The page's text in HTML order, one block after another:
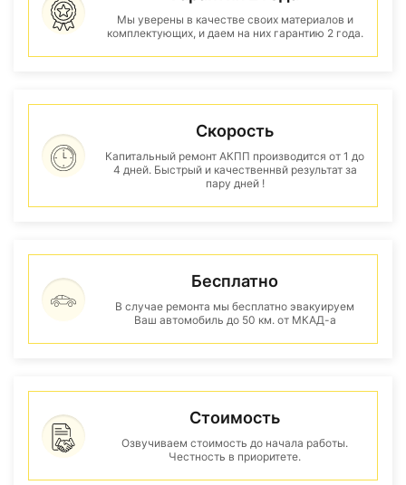
Мы уверены в качестве своих материалов и
комплектующих, и даем на них гарантию 2 года.
Скорость
Капитальный ремонт АКПП производится от 1 до
4 дней. Быстрый и качественнвй результат за
пару дней !
Бесплатно
В случае ремонта мы бесплатно эвакуируем
Ваш автомобиль до 50 км. от МКАД-а
Стоимость
Озвучиваем стоимость до начала работы.
Честность в приоритете.